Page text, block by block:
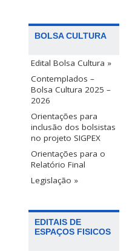
BOLSA CULTURA
Edital Bolsa Cultura »
Contemplados –
Bolsa Cultura 2025 –
2026
Orientações para
inclusão dos bolsistas
no projeto SIGPEX
Orientações para o
Relatório Final
Legislação »
EDITAIS DE
ESPAÇOS FISICOS